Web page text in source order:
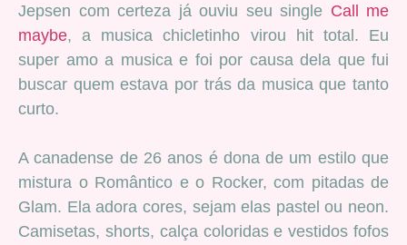
Jepsen com certeza já ouviu seu single Call me
maybe, a musica chicletinho virou hit total. Eu
super amo a musica e foi por causa dela que fui
buscar quem estava por trás da musica que tanto
curto.
A canadense de 26 anos é dona de um estilo que
mistura o Romântico e o Rocker, com pitadas de
Glam. Ela adora cores, sejam elas pastel ou neon.
Camisetas, shorts, calça coloridas e vestidos fofos